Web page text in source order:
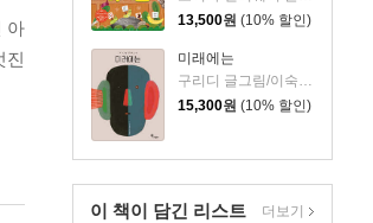
13,500원 (10% 할인)
미래에는
구리디 글그림/이숙진 역
15,300원 (10% 할인)
이 책이 담긴 리스트 더보기
아
진